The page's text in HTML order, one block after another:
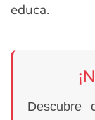
educa.
Descubre